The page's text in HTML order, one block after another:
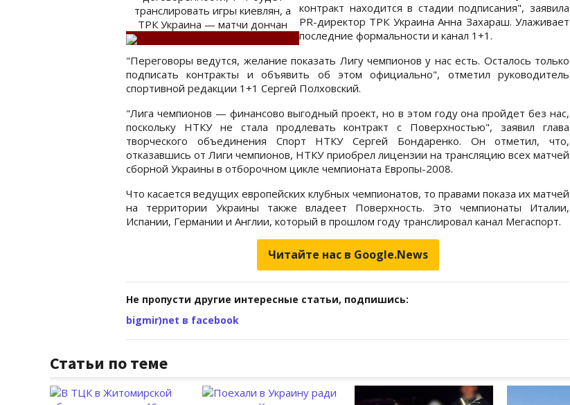
транслировать игры киевлян, а
ТРК Украина — матчи дончан
контракт находится в стадии подписания", заявила
PR-директор ТРК Украина Анна Захараш. Улаживает
последние формальности и канал 1+1.
"Переговоры ведутся, желание показать Лигу чемпионов у нас есть. Осталось только
подписать контракты и объявить об этом официально", отметил руководитель
спортивной редакции 1+1 Сергей Полховский.
"Лига чемпионов — финансово выгодный проект, но в этом году она пройдет без нас,
поскольку НТКУ не стала продлевать контракт с Поверхностью", заявил глава
творческого объединения Спорт НТКУ Сергей Бондаренко. Он отметил, что,
отказавшись от Лиги чемпионов, НТКУ приобрел лицензии на трансляцию всех матчей
сборной Украины в отборочном цикле чемпионата Европы-2008.
Что касается ведущих европейских клубных чемпионатов, то правами показа их матчей
на территории Украины также владеет Поверхность. Это чемпионаты Италии,
Испании, Германии и Англии, который в прошлом году транслировал канал Мегаспорт.
Читайте нас в Google.News
Не пропусти другие интересные статьи, подпишись:
bigmir)net в facebook
Статьи по теме